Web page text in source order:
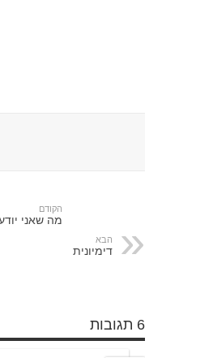
הקודם
מה שאני
הבא
דימיונית
6 תגובות